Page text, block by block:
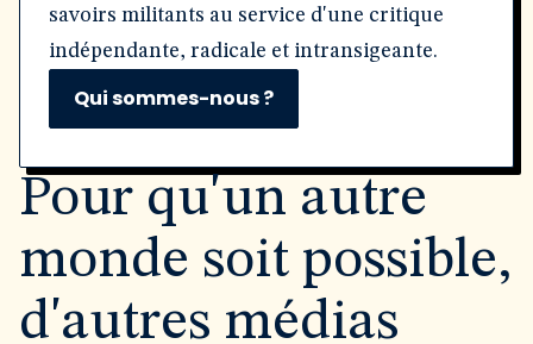
savoirs militants au service d'une critique
indépendante, radicale et intransigeante.
Qui sommes-nous ?
Pour qu'un autre
monde soit possible,
d'autres médias